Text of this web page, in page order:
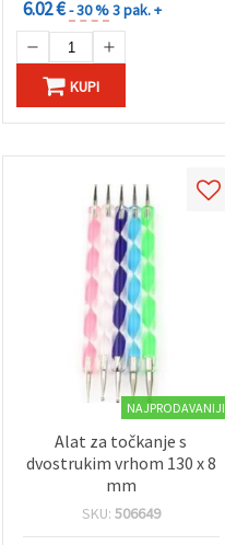
6.02 €- 30 %3 pak. +
KUPI
NAJPRODAVANIJI
Alat za točkanje s
dvostrukim vrhom 130 x 8
mm
SKU: 506649